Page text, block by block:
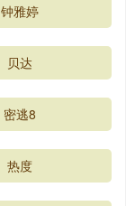
钟雅婷
贝达
密逃8
热度